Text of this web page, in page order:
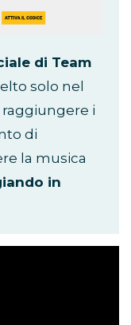
di Team
solo nel
raggiungere i
di
la musica
in